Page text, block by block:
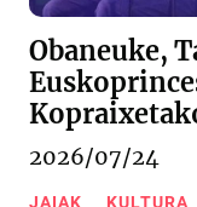
Obaneuke,
2026/07/24
JAIAK KULTURA